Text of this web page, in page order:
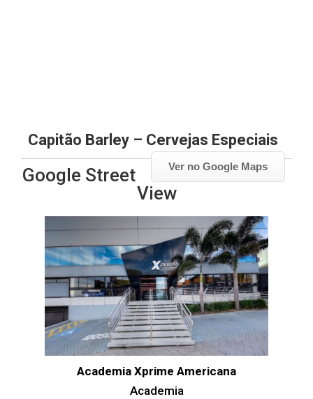
Capitão Barley – Cervejas Especiais
Ver no Google Maps
Google Street
View
Academia Xprime Americana
Academia